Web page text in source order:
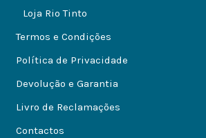
Loja Rio Tinto
Termos e Condições
Política de Privacidade
Devolução e Garantia
Livro de Reclamações
Contactos